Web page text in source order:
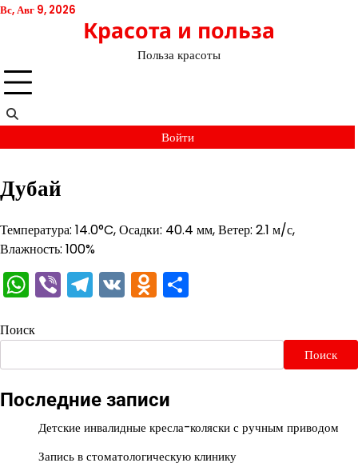
Перейти
Вс, Авг 9, 2026
Красота и польза
Польза красоты
Войти
Дубай
Температура: 14.0°C, Осадки: 40.4 мм, Ветер: 2.1 м/с,
Влажность: 100%
WhatsApp
ViberTelegram
VKOdnoklassniki
Поиск
Поиск
Последние записи
Детские инвалидные кресла-коляски с ручным приводом
Запись в стоматологическую клинику